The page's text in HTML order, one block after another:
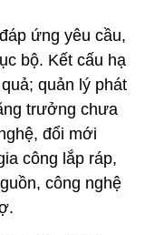
ứng yêu cầu,
bộ. Kết cấu hạ
quản lý phát
trưởng chưa
đổi mới
công lắp ráp,
công nghệ